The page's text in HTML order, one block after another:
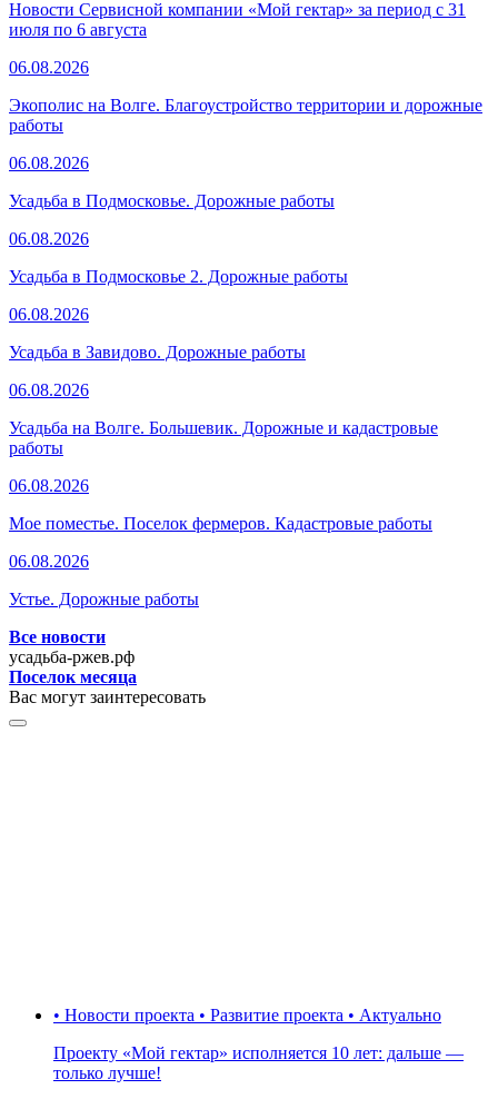
Новости Сервисной компании «Мой гектар» за период с 31
июля по 6 августа
06.08.2026
Экополис на Волге. Благоустройство территории и дорожные
работы
06.08.2026
Усадьба в Подмосковье. Дорожные работы
06.08.2026
Усадьба в Подмосковье 2. Дорожные работы
06.08.2026
Усадьба в Завидово. Дорожные работы
06.08.2026
Усадьба на Волге. Большевик. Дорожные и кадастровые
работы
06.08.2026
Мое поместье. Поселок фермеров. Кадастровые работы
06.08.2026
Устье. Дорожные работы
Все новости
усадьба-ржев.рф
Поселок месяца
Вас могут заинтересовать
• Новости проекта • Развитие проекта • Актуально
Проекту «Мой гектар» исполняется 10 лет: дальше —
только лучше!